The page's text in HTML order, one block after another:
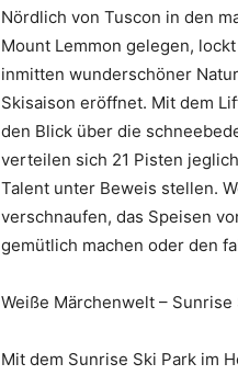
Nördlich von Tuscon in den
Mount Lemmon gelegen,
inmitten wunderschöner
Skisaison eröffnet. Mit dem
den Blick über die
verteilen sich 21 Pisten
Talent unter Beweis stellen.
verschnaufen, das Speisen
gemütlich machen oder den
Weiße Märchenwelt – Sunrise
Mit dem Sunrise Ski Park im